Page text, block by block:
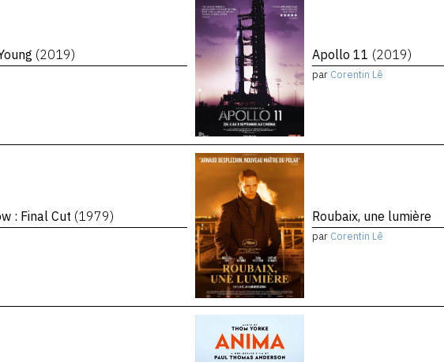
(2019) Apollo 11 (2019)
par Corentin Lê
: Final Cut (1979) Roubaix, une lumière
par Corentin Lê